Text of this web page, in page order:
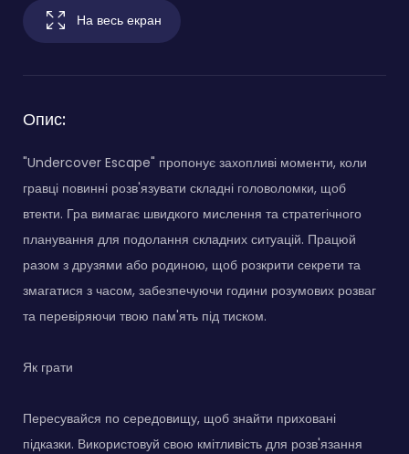
На весь екран
Опис:
"Undercover Escape" пропонує захопливі моменти, коли
гравці повинні розв'язувати складні головоломки, щоб
втекти. Гра вимагає швидкого мислення та стратегічного
планування для подолання складних ситуацій. Працюй
разом з друзями або родиною, щоб розкрити секрети та
змагатися з часом, забезпечуючи години розумових розваг
та перевіряючи твою пам'ять під тиском.
Як грати
Пересувайся по середовищу, щоб знайти приховані
підказки. Використовуй свою кмітливість для розв'язання